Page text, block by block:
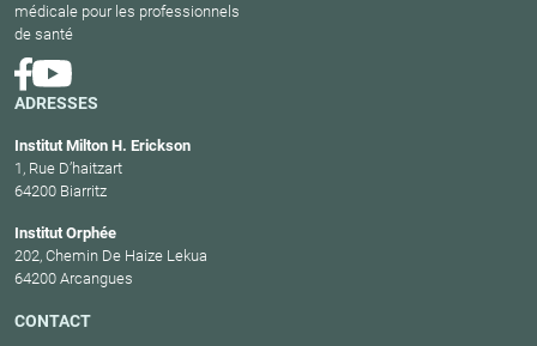
médicale pour les professionnels
de santé
ADRESSES
Institut Milton H. Erickson
1, Rue D’haitzart
64200 Biarritz
Institut Orphée
202, Chemin De Haize Lekua
64200 Arcangues
CONTACT